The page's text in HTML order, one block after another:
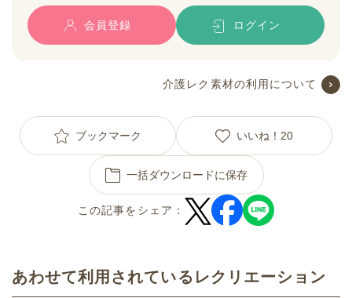
会員登録 ログイン
介護レク素材の利用について
ブックマーク いいね！ 20
一括ダウンロードに保存
この記事をシェア：
あわせて利用されているレクリエーション